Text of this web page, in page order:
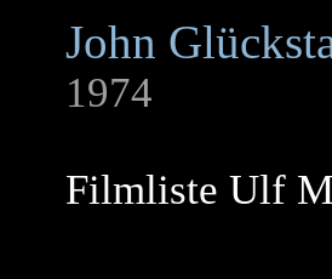
John
1974
Filmliste Ulf